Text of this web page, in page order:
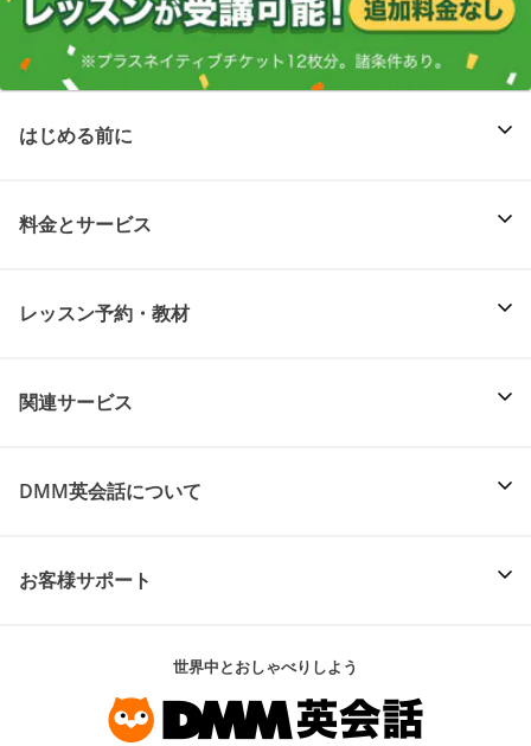
はじめる前に
料金とサービス
レッスン予約・教材
関連サービス
DMM英会話について
お客様サポート
世界中とおしゃべりしよう